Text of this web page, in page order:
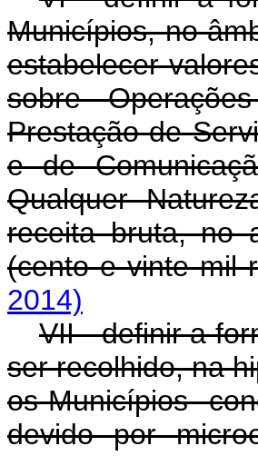
Municípios, no
estabelecer
sobre
Prestação de
e de
Qualquer
receita bruta, no
(cento e vinte mil
2014)
VII - definir a
ser recolhido, na
os Municípios
devido por